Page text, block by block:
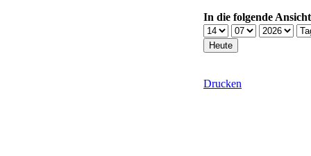
In die folgende
Drucken